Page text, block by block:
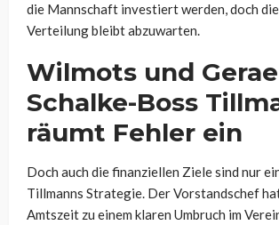
die Mannschaft investiert werden, doch
Verteilung bleibt abzuwarten.
Wilmots und
Schalke-Boss
räumt Fehler ein
Doch auch die finanziellen Ziele sind nur
Tillmanns Strategie. Der Vorstandschef
Amtszeit zu einem klaren Umbruch im